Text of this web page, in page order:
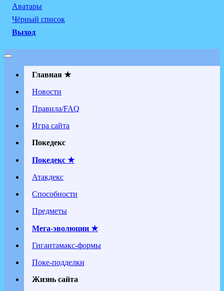
Аватары
Чёрный список
Выход
Главная ★
Новости
Правила/FAQ
Игра сайта
Покедекс
Покедекс ★
Атакдекс
Способности
Предметы
Мега-эволюции ★
Гигантамакс-формы
Поке-подделки
Жизнь сайта